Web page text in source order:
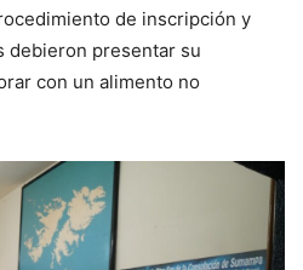
de inscripción y
debieron presentar su
con un alimento no